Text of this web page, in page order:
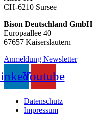
CH-6210 Sursee
Bison Deutschland GmbH
Europaallee 40
67657 Kaiserslautern
Anmeldung Newsletter
Youtube
Datenschutz
Impressum